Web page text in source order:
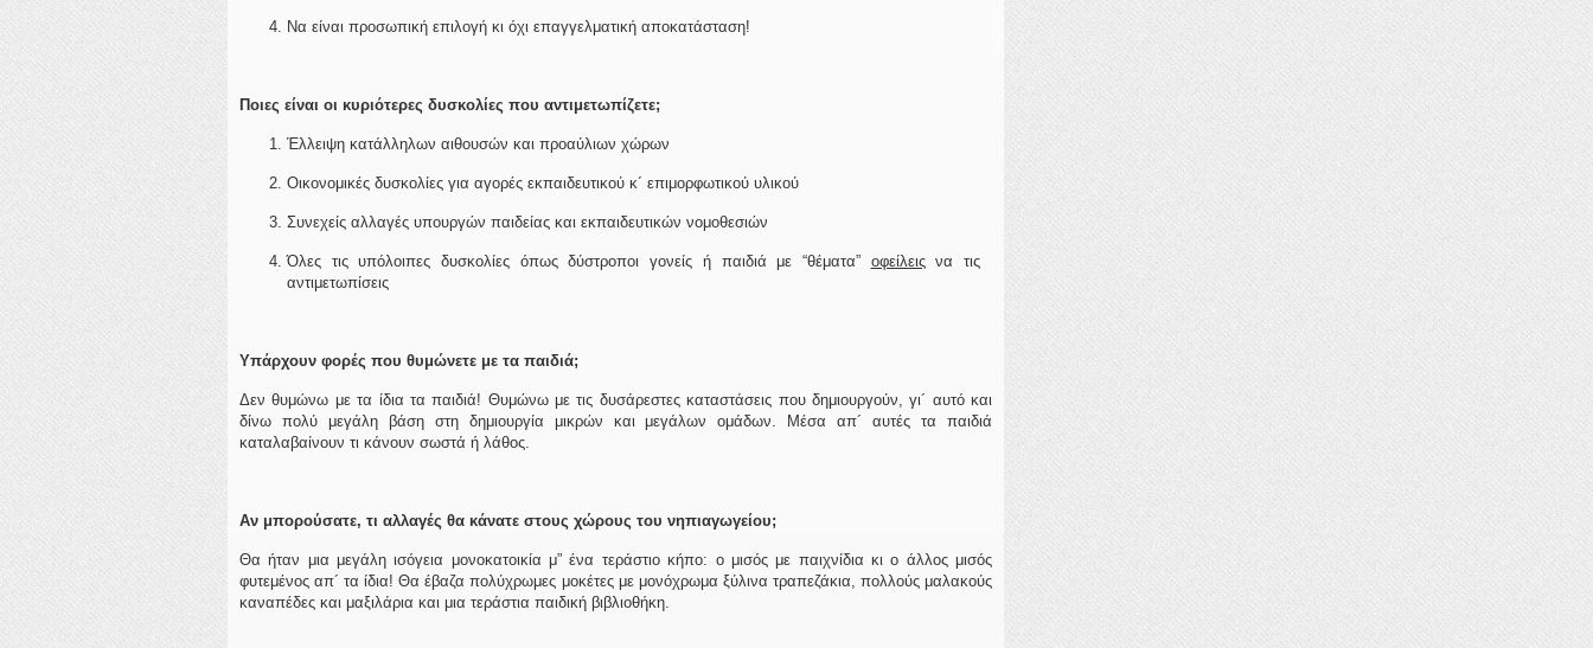
Να είναι προσωπική επιλογή κι όχι επαγγελματική αποκατάσταση!
Ποιες είναι οι κυριότερες δυσκολίες που αντιμετωπίζετε;
Έλλειψη κατάλληλων αιθουσών και προαύλιων χώρων
Οικονομικές δυσκολίες για αγορές εκπαιδευτικού κ´ επιμορφωτικού υλικού
Συνεχείς αλλαγές υπουργών παιδείας και εκπαιδευτικών νομοθεσιών
Όλες τις υπόλοιπες δυσκολίες όπως δύστροποι γονείς ή παιδιά με “θέματα” οφείλειςνα τις
αντιμετωπίσεις
Υπάρχουν φορές που θυμώνετε με τα παιδιά;
Δεν θυμώνω με τα ίδια τα παιδιά! Θυμώνω με τις δυσάρεστες καταστάσεις που δημιουργούν, γι´ αυτό και
δίνω πολύ μεγάλη βάση στη δημιουργία μικρών και μεγάλων ομάδων. Μέσα απ´ αυτές τα παιδιά
καταλαβαίνουν τι κάνουν σωστά ή λάθος.
Αν μπορούσατε, τι αλλαγές θα κάνατε στους χώρους του νηπιαγωγείου;
Θα ήταν μια μεγάλη ισόγεια μονοκατοικία μ” ένα τεράστιο κήπο: ο μισός με παιχνίδια κι ο άλλος μισός
φυτεμένος απ´ τα ίδια! Θα έβαζα πολύχρωμες μοκέτες με μονόχρωμα ξύλινα τραπεζάκια, πολλούς μαλακούς
καναπέδες και μαξιλάρια και μια τεράστια παιδική βιβλιοθήκη.